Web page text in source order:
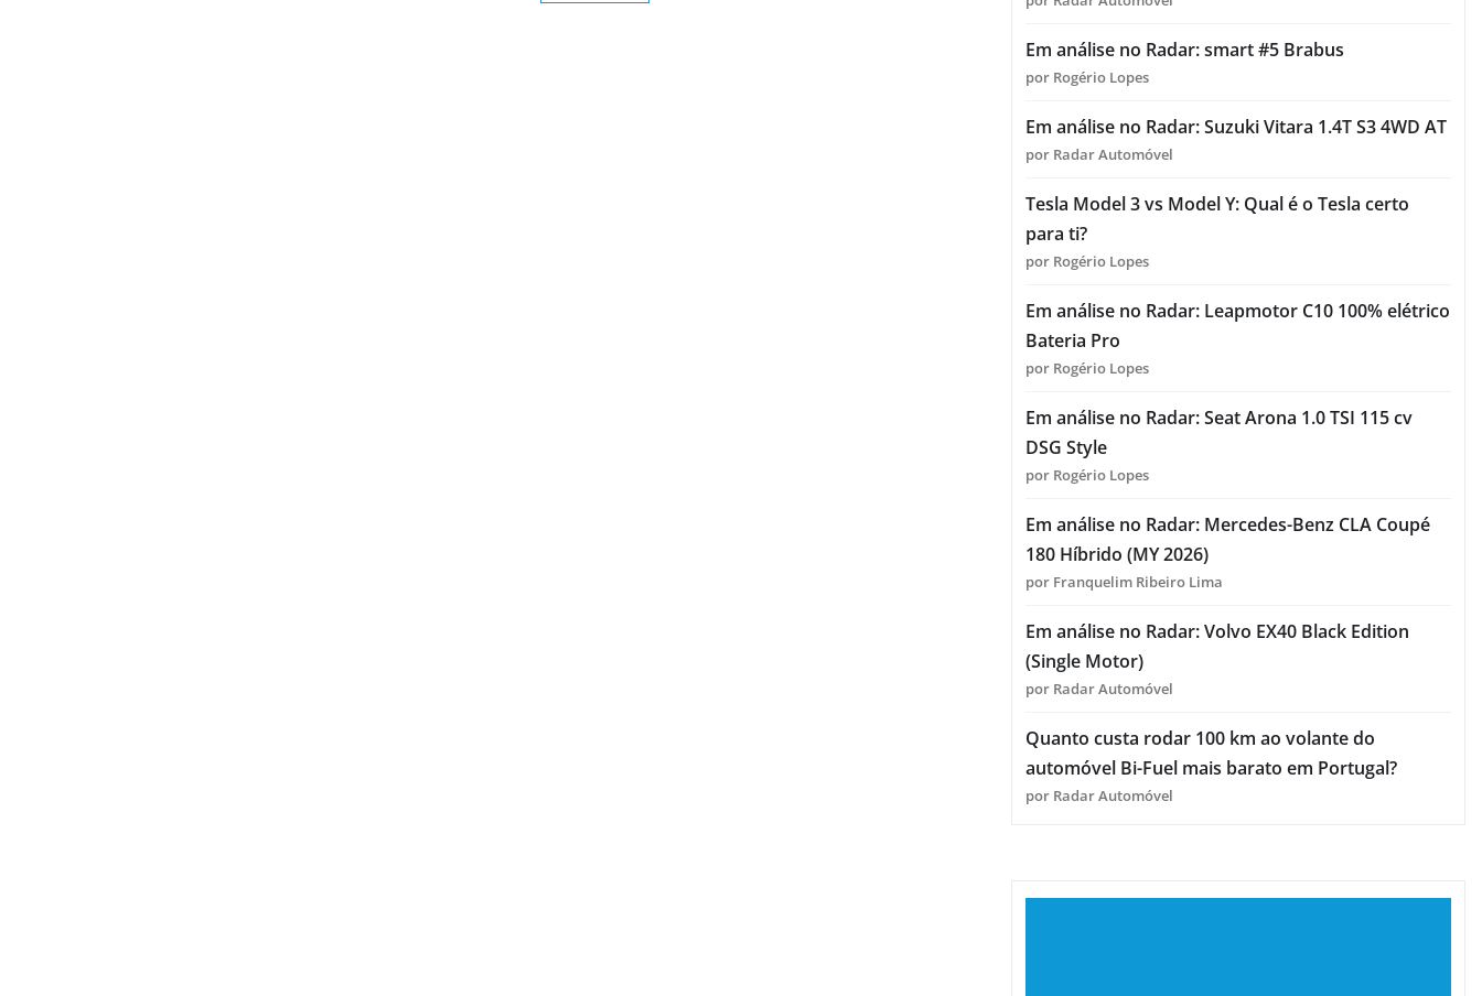
Em análise no Radar: smart #5 Brabus
por Rogério Lopes
Em análise no Radar: Suzuki Vitara 1.4T S3 4WD AT
por Radar Automóvel
Tesla Model 3 vs Model Y: Qual é o Tesla certo
para ti?
por Rogério Lopes
Em análise no Radar: Leapmotor C10 100% elétrico
Bateria Pro
por Rogério Lopes
Em análise no Radar: Seat Arona 1.0 TSI 115 cv
DSG Style
por Rogério Lopes
Em análise no Radar: Mercedes-Benz CLA Coupé
180 Híbrido (MY 2026)
por Franquelim Ribeiro Lima
Em análise no Radar: Volvo EX40 Black Edition
(Single Motor)
por Radar Automóvel
Quanto custa rodar 100 km ao volante do
automóvel Bi-Fuel mais barato em Portugal?
por Radar Automóvel